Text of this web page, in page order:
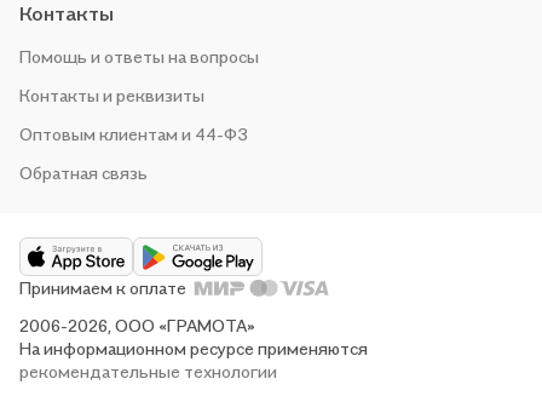
Контакты
Помощь и ответы на вопросы
Контакты и реквизиты
Оптовым клиентам и 44-ФЗ
Обратная связь
2006-2026, ООО «ГРАМОТА»
На информационном ресурсе применяются
рекомендательные технологии
Принимаем к оплате